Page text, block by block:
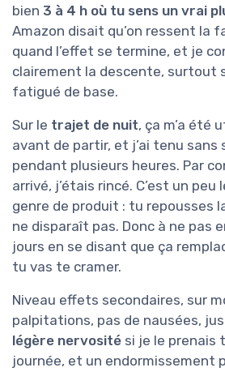
bien 3 à 4 h où tu sens un vrai
Amazon disait qu’on ressent la
quand l’effet se termine, et je
clairement la descente, surtout
fatigué de base.
Sur le trajet de nuit, ça m’a été
avant de partir, et j’ai tenu sans
pendant plusieurs heures. Par
arrivé, j’étais rincé. C’est un peu
genre de produit : tu repousses
ne disparaît pas. Donc à ne pas
jours en se disant que ça
tu vas te cramer.
Niveau effets secondaires, sur
palpitations, pas de nausées,
légère nervosité si je le prenais
journée, et un endormissement